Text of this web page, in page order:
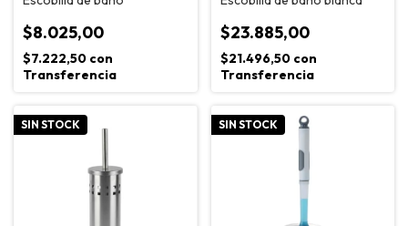
$8.025,00
$7.222,50 con
Transferencia
$23.885,00
$21.496,50 con
Transferencia
SIN STOCK SIN STOCK